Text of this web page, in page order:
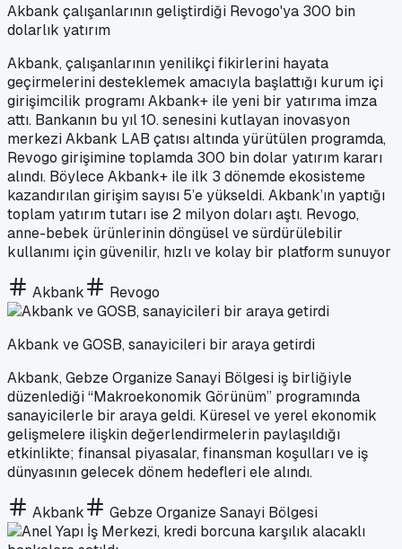
Akbank çalışanlarının geliştirdiği Revogo'ya 300 bin
dolarlık yatırım
Akbank, çalışanlarının yenilikçi fikirlerini hayata
geçirmelerini desteklemek amacıyla başlattığı kurum içi
girişimcilik programı Akbank+ ile yeni bir yatırıma imza
attı. Bankanın bu yıl 10. senesini kutlayan inovasyon
merkezi Akbank LAB çatısı altında yürütülen programda,
Revogo girişimine toplamda 300 bin dolar yatırım kararı
alındı. Böylece Akbank+ ile ilk 3 dönemde ekosisteme
kazandırılan girişim sayısı 5’e yükseldi. Akbank’ın yaptığı
toplam yatırım tutarı ise 2 milyon doları aştı. Revogo,
anne-bebek ürünlerinin döngüsel ve sürdürülebilir
kullanımı için güvenilir, hızlı ve kolay bir platform sunuyor
Akbank Revogo
Akbank ve GOSB, sanayicileri bir araya getirdi
Akbank, Gebze Organize Sanayi Bölgesi iş birliğiyle
düzenlediği “Makroekonomik Görünüm” programında
sanayicilerle bir araya geldi. Küresel ve yerel ekonomik
gelişmelere ilişkin değerlendirmelerin paylaşıldığı
etkinlikte; finansal piyasalar, finansman koşulları ve iş
dünyasının gelecek dönem hedefleri ele alındı.
Akbank Gebze Organize Sanayi Bölgesi